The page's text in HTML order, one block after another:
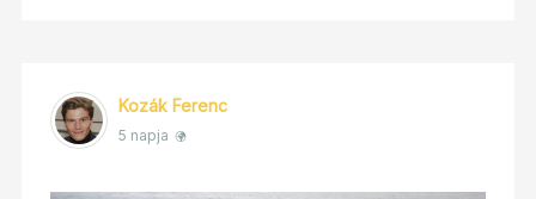
Kozák Ferenc
5 napja